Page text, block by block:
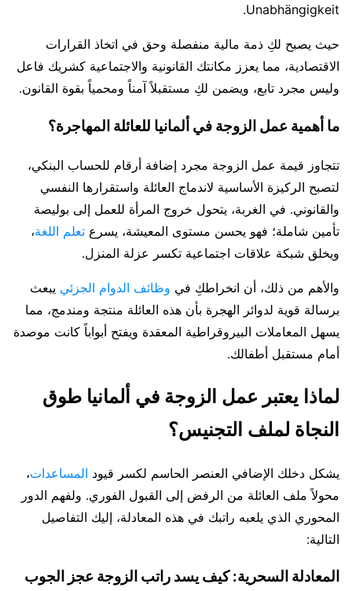
Unabhängigkeit.
حيث يصبح لكِ ذمة مالية منفصلة وحق في اتخاذ القرارات
الاقتصادية، مما يعزز مكانتك القانونية والاجتماعية كشريك فاعل
وليس مجرد تابع، ويضمن لكِ مستقبلاً آمناً ومحمياً بقوة القانون.
ما أهمية عمل الزوجة في ألمانيا للعائلة المهاجرة؟
تتجاوز قيمة عمل الزوجة مجرد إضافة أرقام للحساب البنكي،
لتصبح الركيزة الأساسية لاندماج العائلة واستقرارها النفسي
والقانوني. في الغربة، يتحول خروج المرأة للعمل إلى بوليصة
تأمين شاملة؛ فهو يحسن مستوى المعيشة، يسرع تعلم اللغة،
ويخلق شبكة علاقات اجتماعية تكسر عزلة المنزل.
والأهم من ذلك، أن انخراطكِ في وظائف الدوام الجزئي يبعث
برسالة قوية لدوائر الهجرة بأن هذه العائلة منتجة ومندمج، مما
يسهل المعاملات البيروقراطية المعقدة ويفتح أبواباً كانت موصدة
أمام مستقبل أطفالك.
لماذا يعتبر عمل الزوجة في ألمانيا طوق
النجاة لملف التجنيس؟
يشكل دخلك الإضافي العنصر الحاسم لكسر قيود المساعدات،
محولاً ملف العائلة من الرفض إلى القبول الفوري. ولفهم الدور
المحوري الذي يلعبه راتبك في هذه المعادلة، إليك التفاصيل
التالية:
المعادلة السحرية: كيف يسد راتب الزوجة عجز الجوب